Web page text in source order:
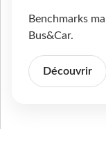
Benchmarks
Bus&Car.
Découvrir